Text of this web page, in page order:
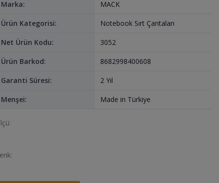
Marka: MACK
Ürün Kategorisi: Notebook Sırt Çantaları
Net Ürün Kodu: 3052
Ürün Barkod: 8682998400608
Garanti Süresi: 2 Yıl
Menşei: Made in Türkiye